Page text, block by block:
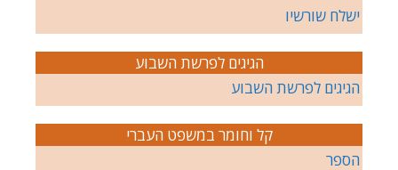
ישלח שורשיו
הגיגים לפרשת השבוע
הגיגים לפרשת השבוע
קל וחומר במשפט העברי
הספר